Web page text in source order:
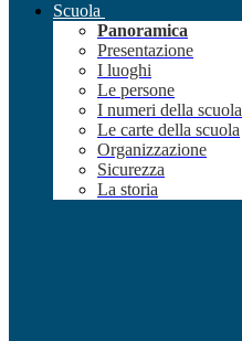
Scuola
Panoramica
Presentazione
I luoghi
Le persone
I numeri della scuola
Le carte della scuola
Organizzazione
Sicurezza
La storia